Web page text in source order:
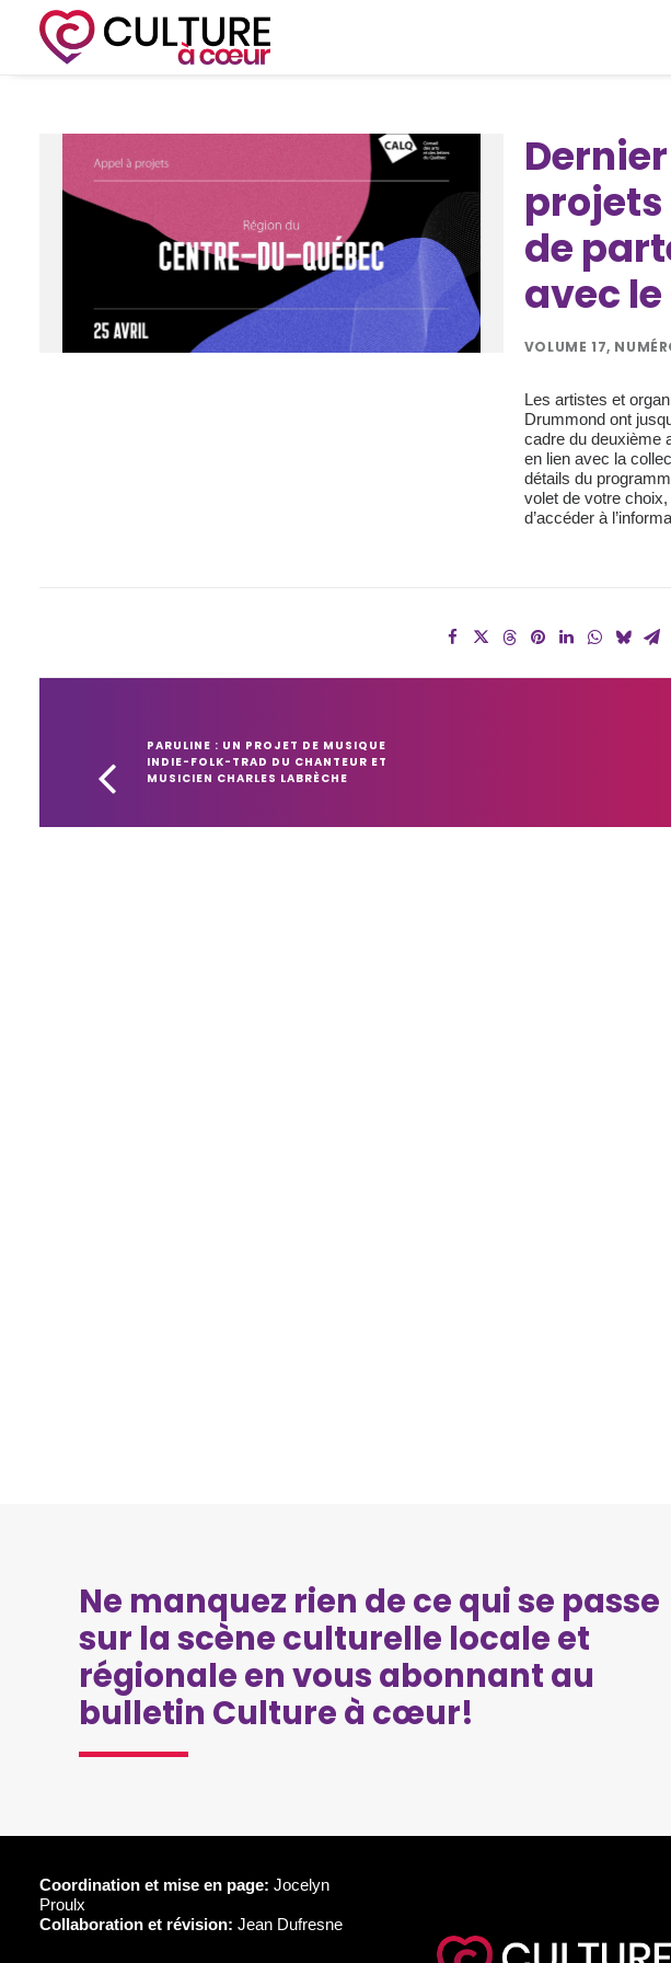
de
avec le
VOLUME 17,
Les artistes et
Drummond ont
cadre du deuxième
en lien avec la
détails du
volet de votre
d’accéder à
PARULINE : UN PROJET DE MUSIQUE
INDIE-FOLK-TRAD DU CHANTEUR ET
MUSICIEN CHARLES LABRÈCHE
Ne manquez rien de ce qui se passe
sur la scène culturelle locale et
régionale en vous abonnant au
bulletin Culture à cœur!
Coordination et mise en page: Jocelyn
Proulx
Collaboration et révision: Jean Dufresne